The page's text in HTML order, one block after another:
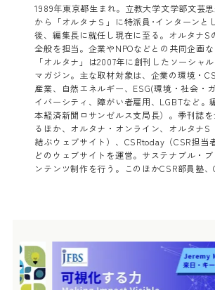
1989年東京都生まれ。立教大学文学部文芸
から「オルタナＳ」に特派員･インターンと
後、編集長に就任し現在に至る。オルタナS
全般を担当。企業やNPOなどとの共同企画な
「オルタナ」は2007年に創刊したソーシャ
マガジン。主な取材対象は、企業の環境・
産業、自然エネルギー、ESG(環境・社会・
イバーシティ、障がい者雇用、LGBTなど。
本経済新聞ロサンゼルス支局長）。季刊誌
るほか、オルタナ・オンライン、オルタナS
結ぶウェブサイト）、CSRtoday（CSR担当
どのウェブサイトを運営。サステナブル・
ンテンツ制作を行う。このほかCSR部員塾、